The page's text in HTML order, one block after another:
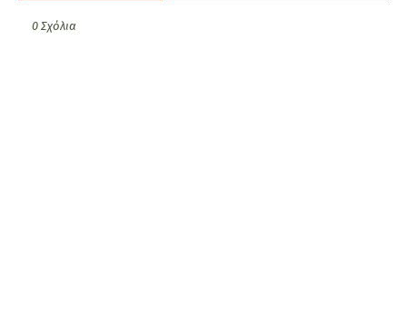
0 Σχόλια